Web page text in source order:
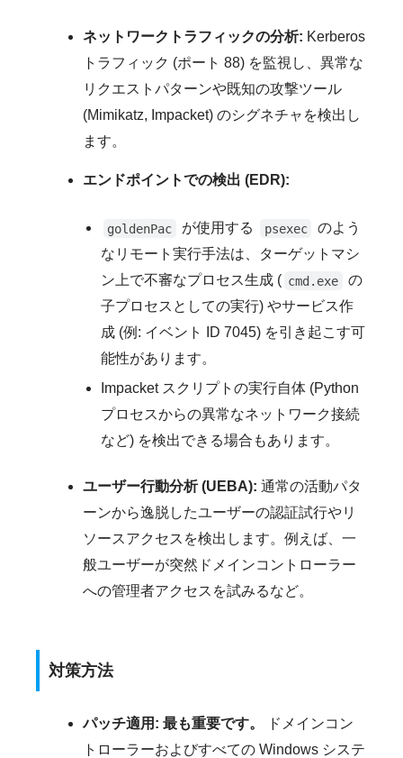
ネットワークトラフィックの分析: Kerberos
トラフィック (ポート 88) を監視し、異常な
リクエストパターンや既知の攻撃ツール
(Mimikatz, Impacket) のシグネチャを検出し
ます。
エンドポイントでの検出 (EDR):
goldenPac が使用する psexec
のよう
なリモート実行手法は、ターゲットマシ
ン上で不審なプロセス生成 ( cmd.exe
の
子プロセスとしての実行) やサービス作
成 (例: イベント ID 7045) を引き起こす可
能性があります。
Impacket スクリプトの実行自体 (Python
プロセスからの異常なネットワーク接続
など) を検出できる場合もあります。
ユーザー行動分析 (UEBA): 通常の活動パタ
ーンから逸脱したユーザーの認証試行やリ
ソースアクセスを検出します。例えば、一
般ユーザーが突然ドメインコントローラー
への管理者アクセスを試みるなど。
対策方法
パッチ適用: 最も重要です。
ドメインコン
トローラーおよびすべての Windows システ